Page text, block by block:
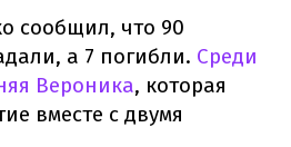
сообщил, что 90
а 7 погибли. Среди
Вероника, которая
вместе с двумя